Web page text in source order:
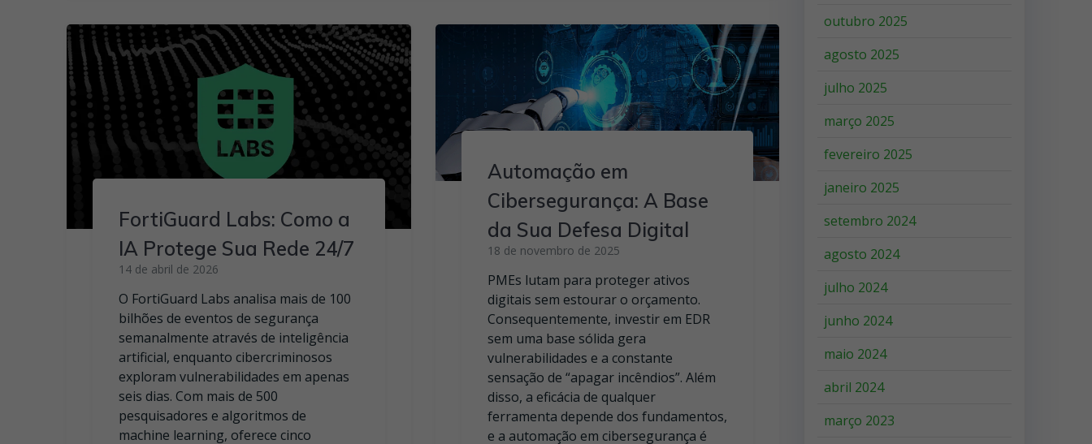
FortiGuard Labs: Como a
IA Protege Sua Rede 24/7
14 de abril de 2026
O FortiGuard Labs analisa mais de 100
bilhões de eventos de segurança
semanalmente através de inteligência
artificial, enquanto cibercriminosos
exploram vulnerabilidades em apenas
seis dias. Com mais de 500
pesquisadores e algoritmos de
machine learning, oferece cinco
Automação em
Cibersegurança: A Base
da Sua Defesa Digital
18 de novembro de 2025
PMEs lutam para proteger ativos
digitais sem estourar o orçamento.
Consequentemente, investir em EDR
sem uma base sólida gera
vulnerabilidades e a constante
sensação de “apagar incêndios”. Além
disso, a eficácia de qualquer
ferramenta depende dos fundamentos,
e a automação em cibersegurança é
outubro 2025
agosto 2025
julho 2025
março 2025
fevereiro 2025
janeiro 2025
setembro 2024
agosto 2024
julho 2024
junho 2024
maio 2024
abril 2024
março 2023